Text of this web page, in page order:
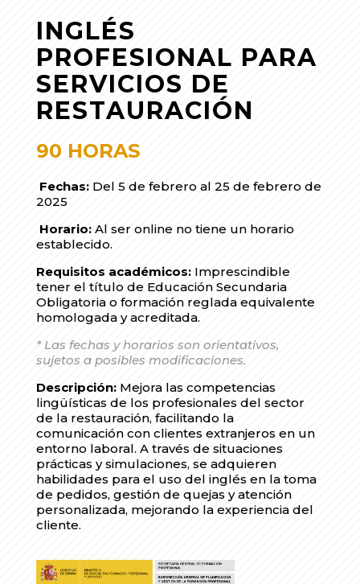
INGLÉS
PROFESIONAL PARA
SERVICIOS DE
RESTAURACIÓN
90 HORAS
Fechas: Del 5 de febrero al 25 de febrero de
2025
Horario:Al ser online no tiene un horario
establecido.
Requisitos académicos: Imprescindible
tener el título de Educación Secundaria
Obligatoria o formación reglada equivalente
homologada y acreditada.
* Las fechas y horarios son orientativos,
sujetos a posibles modificaciones.
Descripción: Mejora las competencias
lingüísticas de los profesionales del sector
de la restauración, facilitando la
comunicación con clientes extranjeros en un
entorno laboral. A través de situaciones
prácticas y simulaciones, se adquieren
habilidades para el uso del inglés en la toma
de pedidos, gestión de quejas y atención
personalizada, mejorando la experiencia del
cliente.